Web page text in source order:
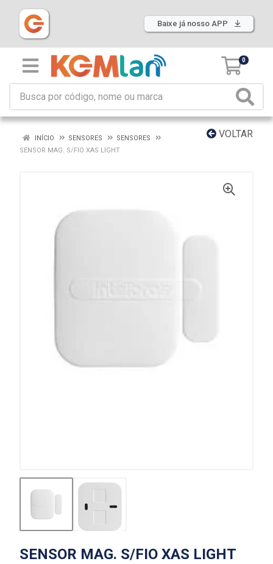
Baixe já nosso APP
0
VOLTAR
INÍCIO SENSORES
SENSORES
SENSOR MAG. S/FIO XAS LIGHT
SENSOR MAG. S/FIO XAS LIGHT